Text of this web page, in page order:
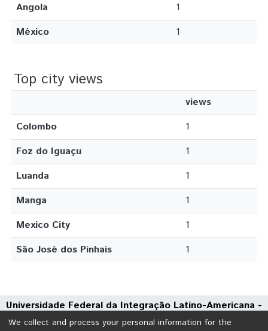
Angola
1
México
1
Top city views
views
Colombo
1
Foz do Iguaçu
1
Luanda
1
Manga
1
Mexico City
1
São José dos Pinhais
1
Universidade Federal da Integração Latino-Americana -
UNILA
We collect and process your personal information for the